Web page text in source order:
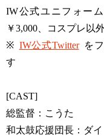
IW公式ユニフォー
￥3,000、コスプレ以
※ IW公式Twitter
を
す
[CAST]
総監督：こうた
和太鼓応援団長：ダイ